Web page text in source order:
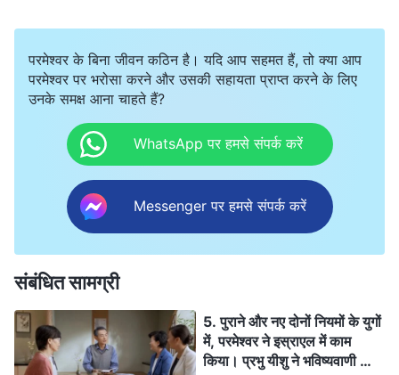
करना, बाइबल पढ़ना और मिलकर सहभागिता करना जारी रखते हैं, तो
आपदा हम पर नहीं आएगी। लेकिन कुछ धार्मिक याजक और ईसाई ऐसे भी हैं
जो इन आपदाओं में मारे गए हैं। वे सभी बाइबल पढ़ते थे, प्रार्थना करते थे,
और प्रभु की सेवा करते थे, तो परमेश्वर ने उनकी रक्षा क्यों नहीं की?
परमेश्वर के बिना जीवन कठिन है। यदि आप सहमत हैं, तो क्या आप
परमेश्वर पर भरोसा करने और उसकी सहायता प्राप्त करने के लिए
उनके समक्ष आना चाहते हैं?
WhatsApp पर हमसे संपर्क करें
Messenger पर हमसे संपर्क करें
संबंधित सामग्री
5. पुराने और नए दोनों नियमों के युगों
में, परमेश्वर ने इस्राएल में काम
किया। प्रभु यीशु ने भविष्यवाणी की